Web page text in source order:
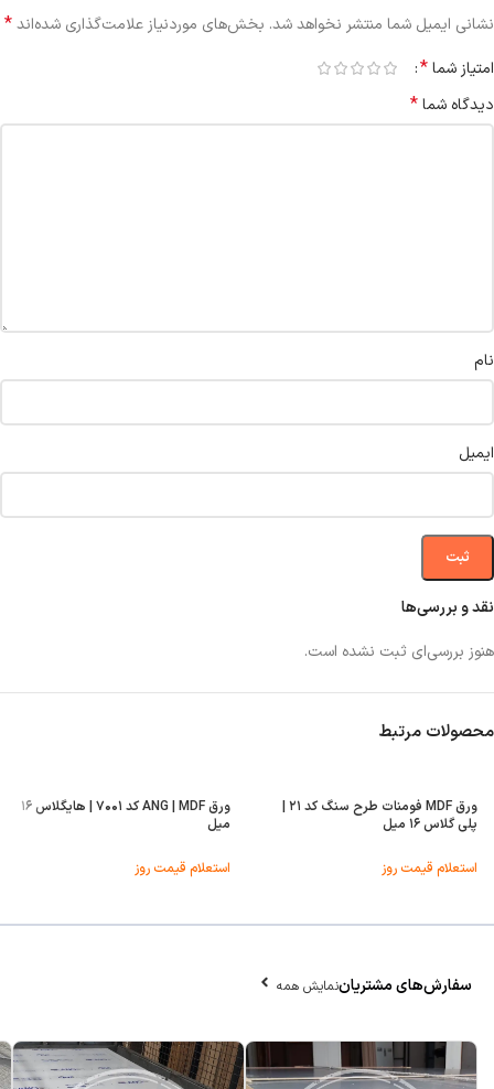
نقد و بررسی‌ها
هنوز بررسی‌ای ثبت نشده است.
نشانی ایمیل شما منتشر نخواهد شد. بخش‌های موردنیاز علامت‌گذاری شده‌اند*
امتیاز شما*
دیدگاه شما*
نام
ایمیل
محصولات مرتبط
ورق MDF فومنات طرح سنگ کد ۲۱ |
پلی گلاس ۱۶ میل
استعلام قیمت روز
ورق ANG | MDF کد ۷۰۰۱ | هایگلاس ۱۶
میل
استعلام قیمت روز
سفارش‌های مشتریاننمایش همه